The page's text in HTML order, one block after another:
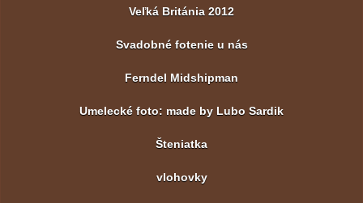
Veľká Británia 2012
Svadobné fotenie u nás
Ferndel Midshipman
Umelecké foto: made by Lubo Sardik
Šteniatka
vlohovky